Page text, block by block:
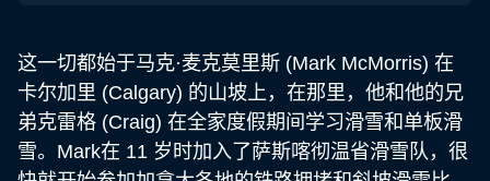
这一切都始于马克·麦克莫里斯 (Mark McMorris) 在
卡尔加里 (Calgary) 的山坡上，在那里，他和他的兄
弟克雷格 (Craig) 在全家度假期间学习滑雪和单板滑
雪。Mark在 11 岁时加入了萨斯喀彻温省滑雪队，很